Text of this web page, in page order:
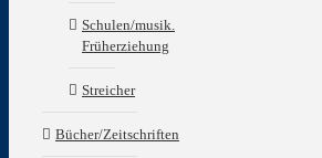
Schulen/musik.
Früherziehung
Streicher
Bücher/Zeitschriften